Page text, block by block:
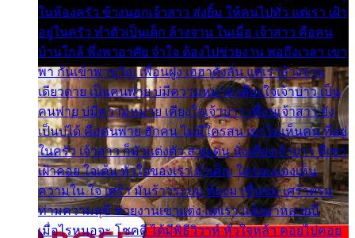
ในห้องครัว ข้างนอกเจ้าสาว ส่งยิ้ม ให้คนไปทั่ว แต่เรา เฝ้า
อยู่ในครัว ทำตัวเป็นเด็ก ล้างจาน ในเมื่อ เจ้าสาว คือคน
บ้านใกล้ พึ่งพาอาศัย จำใจ ต้องไปช่วยงาน พอถึงเวลา เขา
พา กันเข้าพาขวัญ เพื่อนฝูง เฮฮาดังลั่น แต่เราล้างจาน
เดียวดาย เป็นคนพ่าย บ่มีความหมาย เคียงใจเจ้าบ่าว เป็น
คนพ่าย บ่มีความหมาย เคียงใจเจ้าบ่าว เพื่อนเจ้าสาว ยัง
เป็นบ่ได้ คือคนพ่าย ฮักคน ไม่มีใครสน เขาไม่เห็นคน ที่อยู่
ในครัว เจ้าสาว ก็มัวแต่งตัว สวยเด่น นั่งเคียงเจ้าบ่าว ที่เขา
เฝ้าคอย ใจเต้น หัวใจของเรา ลำเค็ญ ใครจะมองเห็น
ความใน ใจ เศร้า มันร้าวระบม ต้องมาขื่นขม เศร้าตรม
ท่ามความสุขี ช่วยงานเขาแต่ง แต่เรา แล้งมาหลายปี
เมื่อไรหนอจะ โชคดี ได้มีพิธีวิวาห์ หัวใจหล้า คอยไปคอย